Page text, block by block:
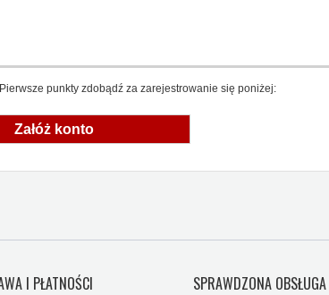
punkty zdobądź za zarejestrowanie się poniżej:
Załóż konto
I PŁATNOŚCI SPRAWDZONA OBSŁUGA